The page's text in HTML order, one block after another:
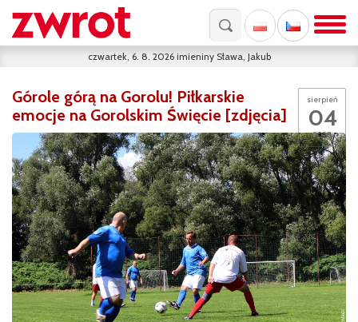
czwartek, 6. 8. 2026 imieniny Sława, Jakub
sierpień
04
2025
Górole górą na Gorolu! Piłkarskie
emocje na Gorolskim Święcie [zdjęcia]